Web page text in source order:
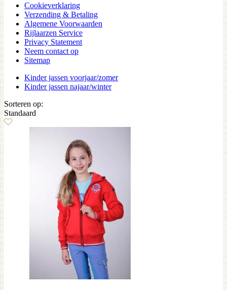
Cookieverklaring
Verzending & Betaling
Algemene Voorwaarden
Rijlaarzen Service
Privacy Statement
Neem contact op
Sitemap
Kinder jassen voorjaar/zomer
Kinder jassen najaar/winter
Sorteren op:
Standaard